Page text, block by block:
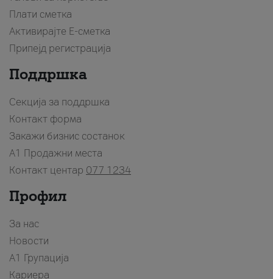
Плати сметка
Активирајте Е-сметка
Припејд регистрација
Поддршка
Секција за поддршка
Контакт форма
Закажи бизнис состанок
A1 Продажни места
Контакт центар 077 1234
Профил
За нас
Новости
А1 Групација
Кариера